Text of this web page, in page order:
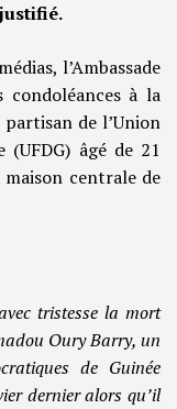
l’Ambassade
condoléances à la
de l’Union
(UFDG) âgé de 21
centrale de
tristesse la mort
Oury Barry, un
de Guinée
dernier alors qu’il